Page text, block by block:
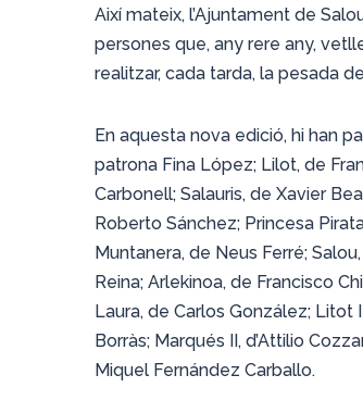
Així mateix, l’Ajuntament de
persones que, any rere any,
realitzar, cada tarda, la pesada
En aquesta nova edició, hi han
patrona Fina López; Lilot, de
Carbonell; Salauris, de Xavier
Roberto Sánchez; Princesa
Muntanera, de Neus Ferré;
Reina; Arlekinoa, de Francisco
Laura, de Carlos González; Litot
Borràs; Marqués II, d’Attilio
Miquel Fernández Carballo.